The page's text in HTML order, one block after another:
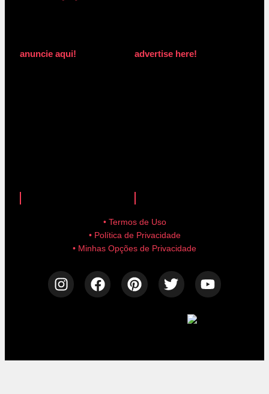
anuncie aqui! advertise here!
• Termos de Uso
• Política de Privacidade
• Minhas Opções de Privacidade